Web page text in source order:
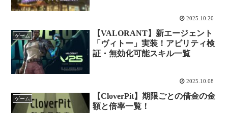
2025.10.20
ゲーム
【VALORANT】新エージェント
「ヴィトー」実装！アビリティ検
証・無効化可能スキル一覧
2025.10.08
ゲーム
【CloverPit】期限ごとの借金の金
額と倍率一覧！